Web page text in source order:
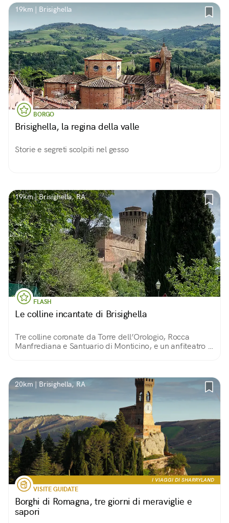
19km | Brisighella
BORGO
Brisighella, la regina della valle
Storie e segreti scolpiti nel gesso
19km | Brisighella, RA
FLASH
Le colline incantate di Brisighella
Tre colline coronate da Torre dell’Orologio, Rocca
Manfrediana e Santuario di Monticino, e un anfiteatro di
20km | Brisighella, RA
I VIAGGI DI SHARRYLAND
VISITE GUIDATE
Borghi di Romagna, tre giorni di meraviglie e
sapori